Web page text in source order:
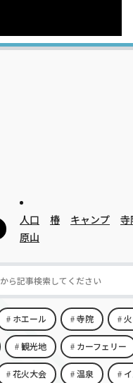
人口 椿 キャンプ 寺
原山
ホエール 寺院
観光地 カーフェリー
花火大会 温泉